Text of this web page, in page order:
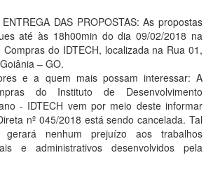
DAS PROPOSTAS: As propostas
até às 18h00min do dia 09/02/2018 na
do IDTECH, localizada na Rua 01,
– GO.
e a quem mais possam interessar: A
do Instituto de Desenvolvimento
- IDTECH vem por meio deste informar
nº 045/2018 está sendo cancelada. Tal
gerará nenhum prejuízo aos trabalhos
e administrativos desenvolvidos pela